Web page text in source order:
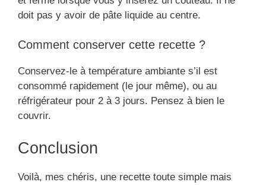
doit pas y avoir de pâte liquide au centre.
Comment conserver cette recette ?
Conservez-le à température ambiante s’il est
consommé rapidement (le jour même), ou au
réfrigérateur pour 2 à 3 jours. Pensez à bien le
couvrir.
Conclusion
Voilà, mes chéris, une recette toute simple mais